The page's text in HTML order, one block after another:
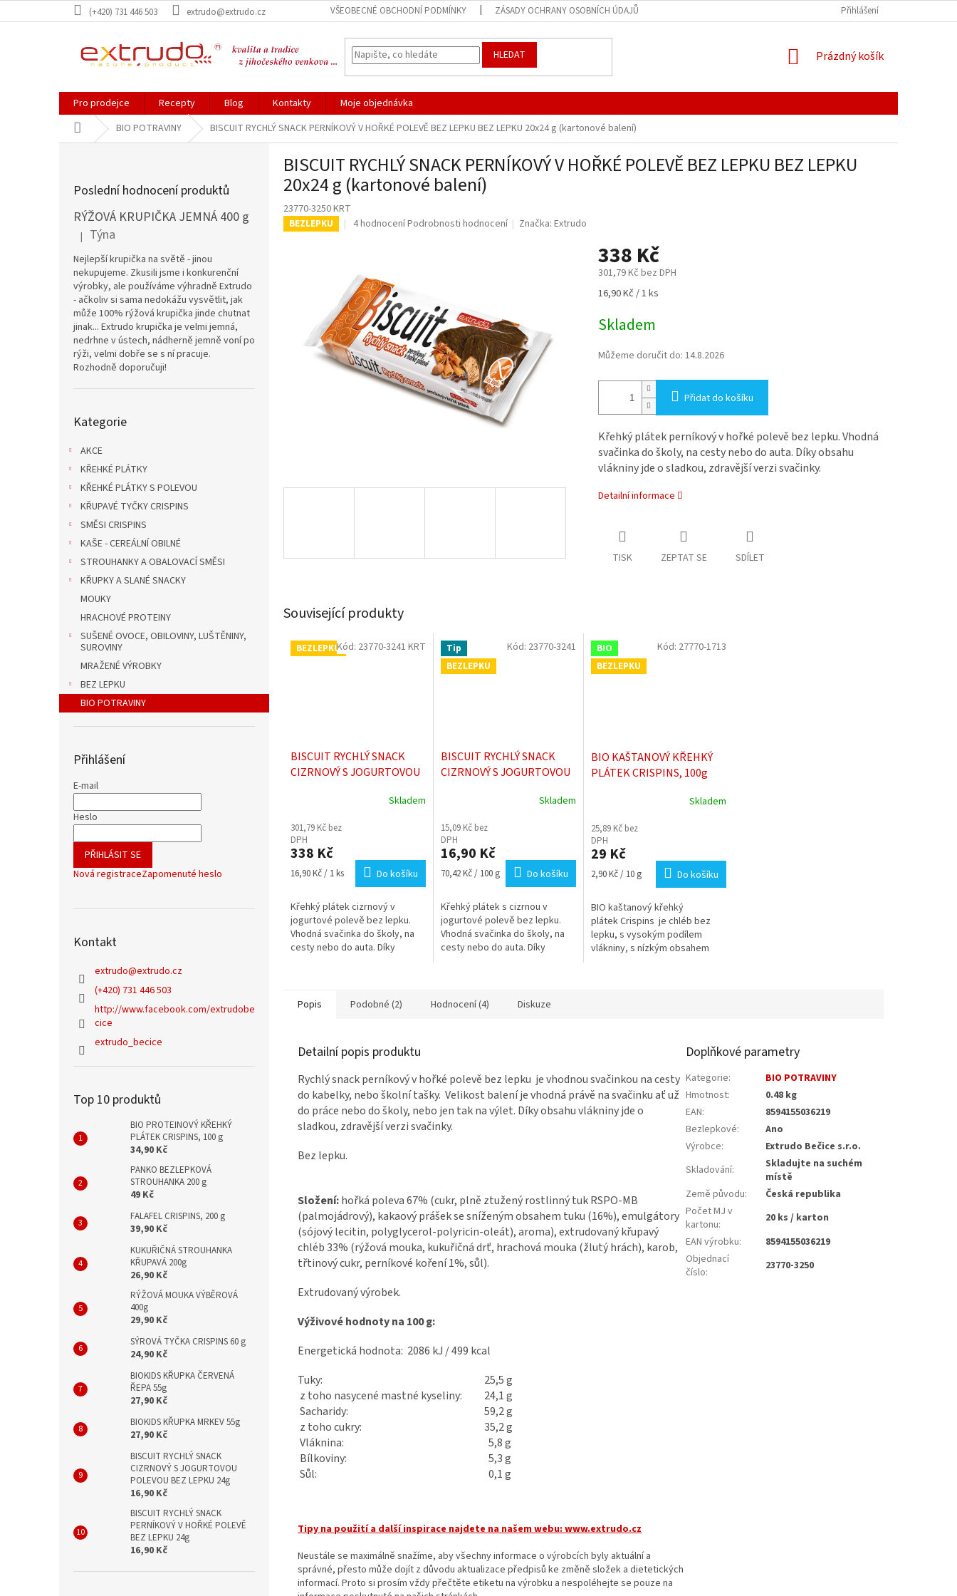
na
(+420) 731 446 503 extrudo@extrudo.cz VŠEOBECNÉ OBCHODNÍ PODMÍNKY ZÁSADY OCHRANY OSOBNÍCH ÚDAJŮ HODNOCENÍ OBCHODUPřihlášení
HLEDAT
NÁKUPNÍ
Prázdný košík
Pro prodejce Recepty Blog Kontakty
Moje objednávka
Domů BIO POTRAVINY BISCUIT RYCHLÝ SNACK PERNÍKOVÝ V HOŘKÉ POLEVĚ BEZ LEPKU BEZ LEPKU 20x24 g (kartonové balení)
Poslední hodnocení produktů
RÝŽOVÁ KRUPIČKA JEMNÁ 400 g
Hodnocení produktu je 5 z 5 hvězdiček.
| Týna
Nejlepší krupička na světě - jinou
nekupujeme. Zkusili jsme i konkurenční
výrobky, ale používáme výhradně Extrudo
- ačkoliv si sama nedokážu vysvětlit, jak
může 100% rýžová krupička jinde chutnat
jinak... Extrudo krupička je velmi jemná,
nedrhne v ústech, nádherně jemně voní po
rýži, velmi dobře se s ní pracuje.
Rozhodně doporučuji!
kategorie
Kategorie
AKCE
KŘEHKÉ PLÁTKY
KŘEHKÉ PLÁTKY S POLEVOU
KŘUPAVÉ TYČKY CRISPINS
SMĚSI CRISPINS
KAŠE - CEREÁLNÍ OBILNÉ
STROUHANKY A OBALOVACÍ SMĚSI
KŘUPKY A SLANÉ SNACKY
MOUKY
HRACHOVÉ PROTEINY
SUŠENÉ OVOCE, OBILOVINY, LUŠTĚNINY,
SUROVINY
MRAŽENÉ VÝROBKY
BEZ LEPKU
BIO POTRAVINY
Přihlášení
E-mail
Heslo
PŘIHLÁSIT SE
Nová registraceZapomenuté heslo
Kontakt
extrudo@extrudo.cz
(+420) 731 446 503
http://www.facebook.com/extrudobe
cice
extrudo_becice
Top 10 produktů
BIO PROTEINOVÝ KŘEHKÝ
PLÁTEK CRISPINS, 100 g
34,90 Kč
PANKO BEZLEPKOVÁ
STROUHANKA 200 g
49 Kč
FALAFEL CRISPINS, 200 g
39,90 Kč
KUKUŘIČNÁ STROUHANKA
KŘUPAVÁ 200g
26,90 Kč
RÝŽOVÁ MOUKA VÝBĚROVÁ
400g
29,90 Kč
SÝROVÁ TYČKA CRISPINS 60 g
24,90 Kč
BIOKIDS KŘUPKA ČERVENÁ
ŘEPA 55g
27,90 Kč
BIOKIDS KŘUPKA MRKEV 55g
27,90 Kč
BISCUIT RYCHLÝ SNACK
CIZRNOVÝ S JOGURTOVOU
POLEVOU BEZ LEPKU 24g
16,90 Kč
BISCUIT RYCHLÝ SNACK
PERNÍKOVÝ V HOŘKÉ POLEVĚ
BEZ LEPKU 24g
16,90 Kč
BISCUIT RYCHLÝ SNACK PERNÍKOVÝ V HOŘKÉ POLEVĚ BEZ LEPKU BEZ LEPKU
20x24 g (kartonové balení)
23770-3250 KRT
BEZLEPKU
Průměrné
4,5
z
5
hvězdiček.
4 hodnoceníPodrobnosti hodnocení Značka:Extrudo
338 Kč
301,79 Kč bez DPH
Měrná
16,90 Kč / 1 ks
Skladem
Můžeme doručit do: 14.8.2026
Přidat do košíku
Křehký plátek perníkový v hořké polevě bez lepku. Vhodná
svačinka do školy, na cesty nebo do auta. Díky obsahu
vlákniny jde o sladkou, zdravější verzi svačinky.
Detailní informace
TISK ZEPTAT SE SDÍLET
Související produkty
BEZLEPKU
BISCUIT RYCHLÝ SNACK
CIZRNOVÝ S JOGURTOVOU
20x24 g (kartonové balení)
produktu
je
5,0
z
Skladem
301,79 Kč bez
DPH
338 Kč
Měrná
16,90 Kč / 1 ks Do košíku
Křehký plátek cizrnový v
jogurtové polevě bez lepku.
Vhodná svačinka do školy, na
cesty nebo do auta. Díky
Kód: 23770-3241 KRT
Tip
BEZLEPKU
BISCUIT RYCHLÝ SNACK
CIZRNOVÝ S JOGURTOVOU
produktu
je
4,6
z
Skladem
15,09 Kč bez
DPH
16,90 Kč
Měrná
70,42 Kč / 100 g Do košíku
Křehký plátek s cizrnou v
jogurtové polevě bez lepku.
Vhodná svačinka do školy, na
cesty nebo do auta. Díky
Kód: 23770-3241
BIO
BEZLEPKU
BIO KAŠTANOVÝ KŘEHKÝ
PLÁTEK CRISPINS, 100g
produktu
je
5,0
z
Skladem
25,89 Kč bez
DPH
29 Kč
Měrná
2,90 Kč / 10 g Do košíku
BIO kaštanový křehký
plátek Crispins je chléb bez
lepku, s vysokým podílem
vlákniny, s nízkým obsahem
Kód: 27770-1713
Popis Podobné (2) Hodnocení (4) Diskuze
Detailní popis produktu
Rychlý snack perníkový v hořké polevě bez lepku je vhodnou svačinkou na cesty
do kabelky, nebo školní tašky. Velikost balení je vhodná právě na svačinku ať už
do práce nebo do školy, nebo jen tak na výlet. Díky obsahu vlákniny jde o
sladkou, zdravější verzi svačinky.
Bez lepku.
Složení:hořká poleva 67% (cukr, plně ztužený rostlinný tuk RSPO-MB
(palmojádrový), kakaový prášek se sníženým obsahem tuku (16%), emulgátory
(sójový lecitin, polyglycerol-polyricin-oleát), aroma), extrudovaný křupavý
chléb 33% (rýžová mouka, kukuřičná drť, hrachová mouka (žlutý hrách), karob,
třtinový cukr, perníkové koření 1%, sůl).
Extrudovaný výrobek.
Výživové hodnoty na 100 g:
Energetická hodnota: 2086 kJ / 499 kcal
Tuky:
25,5 g
z toho nasycené mastné kyseliny:
24,1 g
Sacharidy:
59,2 g
z toho cukry:
35,2 g
Vláknina:
5,8 g
Bílkoviny:
5,3 g
Sůl:
0,1 g
Tipy na použití a další inspirace najdete na našem webu: www.extrudo.cz
Neustále se maximálně snažíme, aby všechny informace o výrobcích byly aktuální a
správné, přesto může dojít z důvodu aktualizace předpisů ke změně složek a dietetických
informací. Proto si prosím vždy přečtěte etiketu na výrobku a nespoléhejte se pouze na
Doplňkové parametry
Kategorie:
BIO POTRAVINY
Hmotnost:
0.48 kg
EAN:
8594155036219
Bezlepkové:
Ano
Výrobce:
Extrudo Bečice s.r.o.
Skladování:
Skladujte na suchém
místě
Země původu:
Česká republika
Počet MJ v
kartonu:
20 ks / karton
EAN výrobku:
8594155036219
Objednací
číslo: 23770-3250